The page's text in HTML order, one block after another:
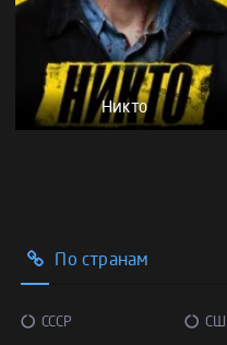
Никто
По странам
СССР